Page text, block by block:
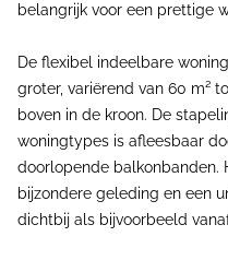
belangrijk voor een prettige
De flexibel indeelbare
groter, variërend van 60 m²
boven in de kroon. De
woningtypes is afleesbaar
doorlopende balkonbanden.
bijzondere geleding en een
dichtbij als bijvoorbeeld